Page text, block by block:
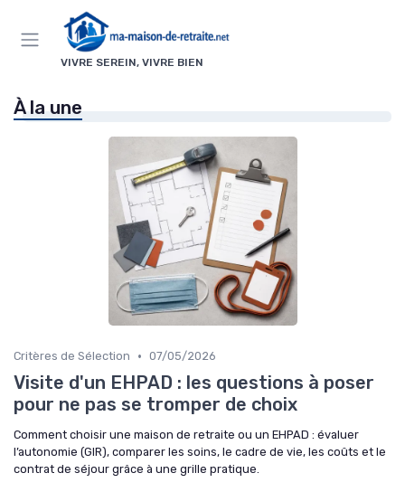
VIVRE SEREIN, VIVRE BIEN
À la une
Critères de Sélection • 07/05/2026
Visite d'un EHPAD : les questions à poser
pour ne pas se tromper de choix
Comment choisir une maison de retraite ou un EHPAD : évaluer
l’autonomie (GIR), comparer les soins, le cadre de vie, les coûts et le
contrat de séjour grâce à une grille pratique.
Panneau de gestion des cookies